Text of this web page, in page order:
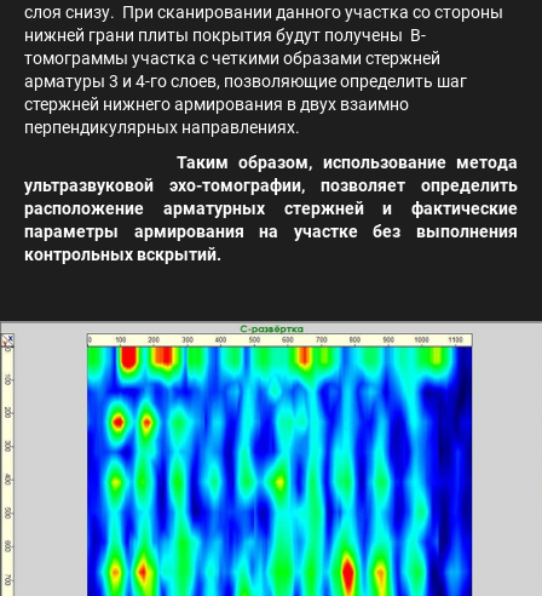
слоя снизу. При сканировании данного участка со стороны
нижней грани плиты покрытия будут получены В-
томограммы участка с четкими образами стержней
арматуры 3 и 4-го слоев, позволяющие определить шаг
стержней нижнего армирования в двух взаимно
перпендикулярных направлениях.
Таким образом, использование метода
ультразвуковой эхо-томографии, позволяет определить
расположение арматурных стержней и фактические
параметры армирования на участке без выполнения
контрольных вскрытий.